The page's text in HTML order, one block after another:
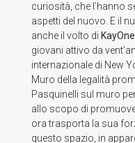
curiosità, che l’hanno
aspetti del nuovo. E il
anche il volto di KayOne
giovani attivo da
internazionale di New
Muro della legalità
Pasquinelli sul muro
allo scopo di
ora trasporta la sua
questo spazio, in